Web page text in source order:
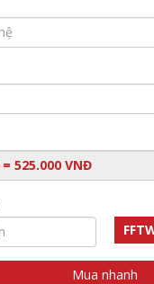
Mua nhanh